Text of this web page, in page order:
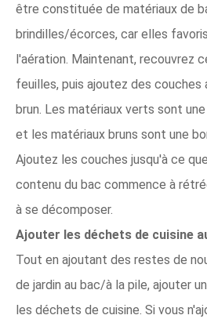
être constituée de matériaux de
brindilles/écorces, car elles
l'aération. Maintenant, recouvrez
feuilles, puis ajoutez des
brun. Les matériaux verts sont
et les matériaux bruns sont une
Ajoutez les couches jusqu'à ce
contenu du bac commence à
à se décomposer.
Ajouter les déchets de cuisine
Tout en ajoutant des restes de
de jardin au bac/à la pile, ajouter
les déchets de cuisine. Si vous